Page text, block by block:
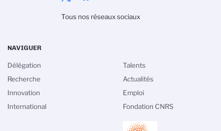
Tous nos réseaux sociaux
NAVIGUER
Délégation
Recherche
Innovation
International
Talents
Actualités
Emploi
Fondation CNRS